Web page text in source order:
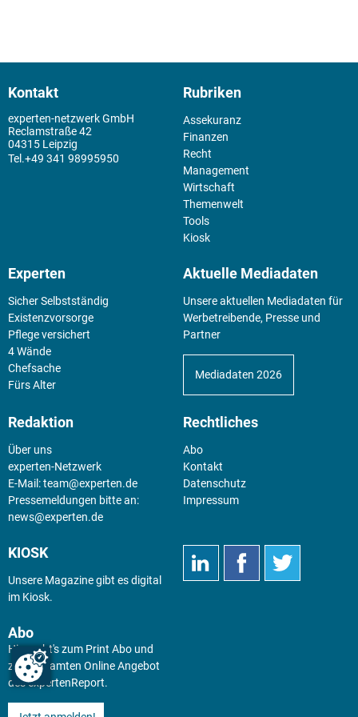
Kontakt
experten-netzwerk GmbH
Reclamstraße 42
04315 Leipzig
+49 341 98995950
Rubriken
Assekuranz
Finanzen
Recht
Management
Wirtschaft
Themenwelt
Tools
Kiosk
Experten
Sicher Selbstständig
Existenz­vorsorge
Pflege versichert
4 Wände
Chefsache
Fürs Alter
Aktuelle Mediadaten
Unsere aktuellen Mediadaten für
Werbetreibende, Presse und
Partner
Mediadaten 2026
Redaktion
Über uns
experten-Netzwerk
E-Mail:team@experten.de
Pressemeldungen bitte an:
news@experten.de
Rechtliches
Abo
Kontakt
Datenschutz
Impressum
KIOSK
Unsere Magazine gibt es digital
im Kiosk.
Abo
Hier geht's zum Print Abo und
zum gesamten Online Angebot
des expertenReport.